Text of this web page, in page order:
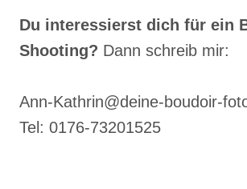
VORBEREITUNG
Du interessierst dich für ein
Shooting? Dann schreib mir:
Ann-Kathrin@deine-boudoir-
Tel: 0176-73201525